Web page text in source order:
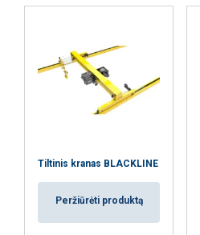
Tiltinis kranas BLACKLINE
Peržiūrėti produktą